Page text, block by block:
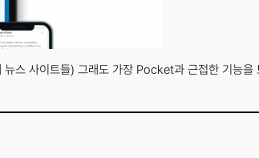
스 사이트들) 그래도 가장 Pocket과 근접한 기능을